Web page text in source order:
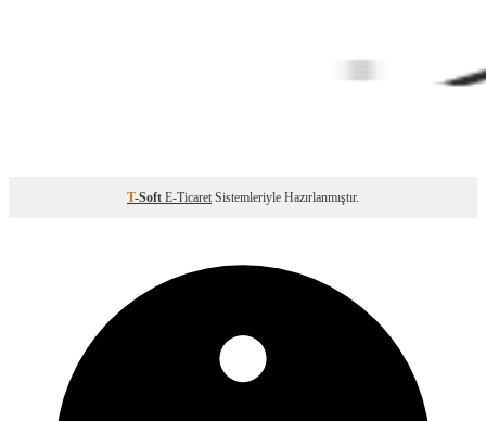
T-Soft E-Ticaret Sistemleriyle Hazırlanmıştır.